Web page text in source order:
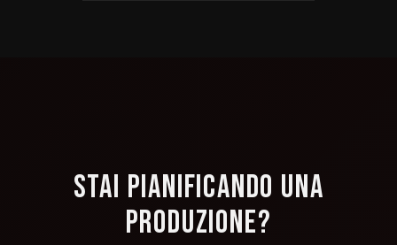
STAI PIANIFICANDO UNA
PRODUZIONE?